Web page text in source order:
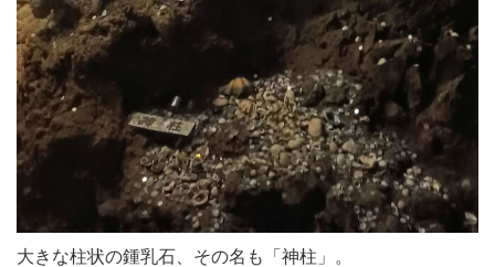
大きな柱状の鍾乳石、その名も「神柱」。